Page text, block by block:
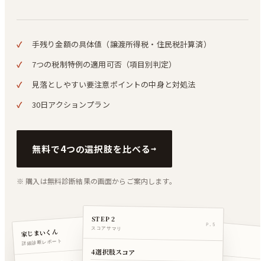
手残り金額の具体値（譲渡所得税・住民税計算済）
7つの税制特例の適用可否（項目別判定）
見落としやすい要注意ポイントの中身と対処法
30日アクションプラン
無料で4つの選択肢を比べる→
※ 購入は無料診断結果の画面からご案内します。
家じまいくん
詳細診断レポート
STEP 2
スコアサマリ
P.5
4選択肢スコア
手残り試算